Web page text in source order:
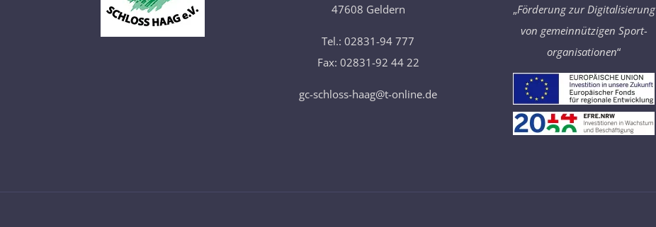
47608 Geldern
Tel.: 02831-94 777
Fax: 02831-92 44 22
gc-schloss-haag@t-online.de
„Förderung zur Digitalisierung
von gemeinnützigen Sport-
organisationen“